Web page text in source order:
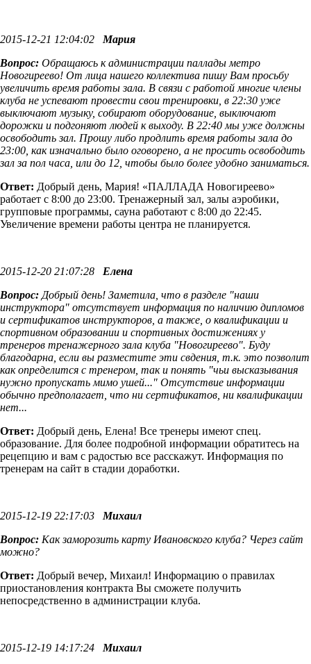
2015-12-21 12:04:02 Мария
Вопрос: Обращаюсь к администрации паллады метро
Новогиреево! От лица нашего коллектива пишу Вам просьбу
увеличить время работы зала. В связи с работой многие члены
клуба не успевают провести свои тренировки, в 22:30 уже
выключают музыку, собирают оборудование, выключают
дорожки и подгоняют людей к выходу. В 22:40 мы уже должны
освободить зал. Прошу либо продлить время работы зала до
23:00, как изначально было оговорено, а не просить освободить
зал за пол часа, или до 12, чтобы было более удобно заниматься.
Ответ: Добрый день, Мария! «ПАЛЛАДА Новогиреево»
работает с 8:00 до 23:00. Тренажерный зал, залы аэробики,
групповые программы, сауна работают с 8:00 до 22:45.
Увеличение времени работы центра не планируется.
2015-12-20 21:07:28 Елена
Вопрос: Добрый день! Заметила, что в разделе "наши
инструктора" отсутствует информация по наличию дипломов
и сертификатов инструкторов, а также, о квалификации и
спортивном образовании и спортивных достижениях у
тренеров тренажерного зала клуба "Новогиреево". Буду
благодарна, если вы разместите эти свдения, т.к. это позволит
как определится с тренером, так и понять "чьи высказывания
нужно пропускать мимо ушей..." Отсутствие информации
обычно предполагает, что ни сертификатов, ни квалификации
нет...
Ответ: Добрый день, Елена! Все тренеры имеют спец.
образование. Для более подробной информации обратитесь на
рецепцию и вам с радостью все расскажут. Информация по
тренерам на сайт в стадии доработки.
2015-12-19 22:17:03 Михаил
Вопрос: Как заморозить карту Ивановского клуба? Через сайт
можно?
Ответ: Добрый вечер, Михаил! Информацию о правилах
приостановления контракта Вы сможете получить
непосредственно в администрации клуба.
2015-12-19 14:17:24 Михаил